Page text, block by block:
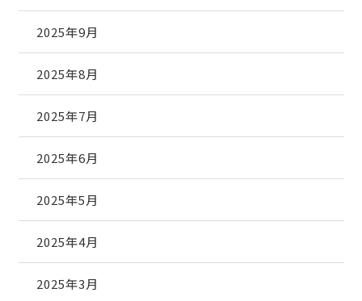
2025年9月
2025年8月
2025年7月
2025年6月
2025年5月
2025年4月
2025年3月